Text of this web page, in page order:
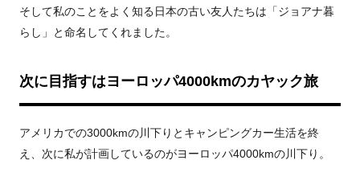
そして私のことをよく知る日本の古い友人たちは「ジョアナ暮
らし」と命名してくれました。
次に目指すはヨーロッパ4000kmのカヤック旅
アメリカでの3000kmの川下りとキャンピングカー生活を終
え、次に私が計画しているのがヨーロッパ4000kmの川下り。